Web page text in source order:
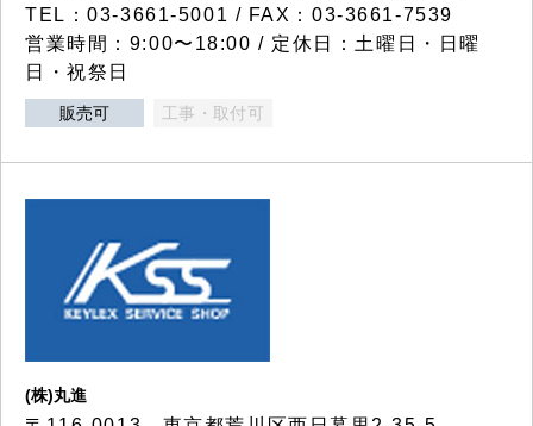
TEL：03-3661-5001 / FAX：03-3661-7539
営業時間：9:00〜18:00 / 定休日：土曜日・日曜
日・祝祭日
販売可 工事・取付可
(株)丸進